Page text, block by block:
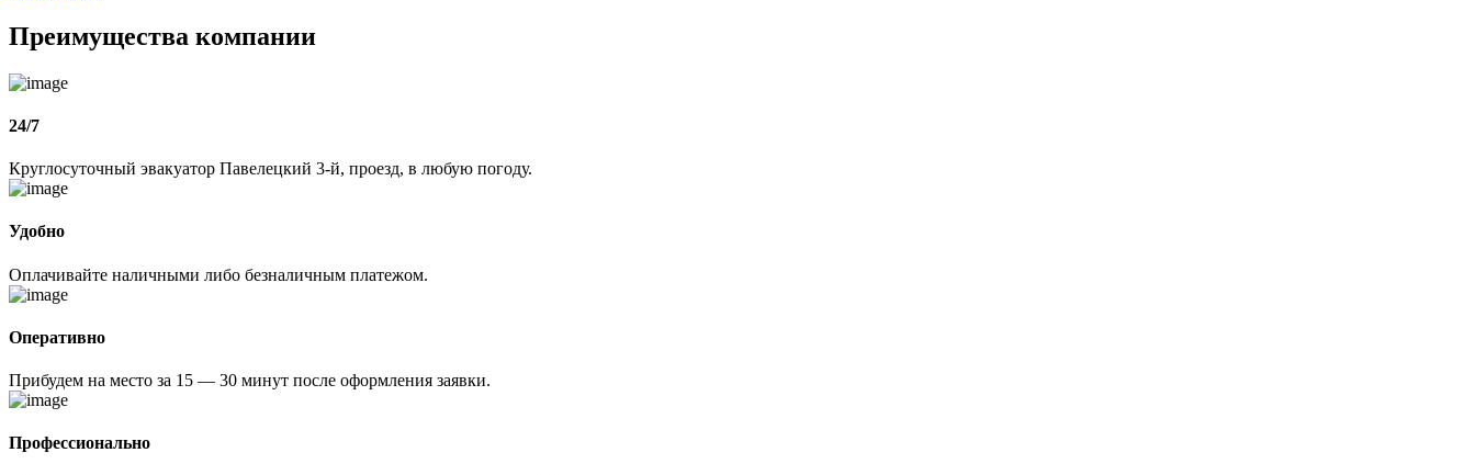
Преимущества компании
24/7
Круглосуточный эвакуатор Павелецкий 3-й, проезд, в любую погоду.
Удобно
Оплачивайте наличными либо безналичным платежом.
Оперативно
Прибудем на место за 15 — 30 минут после оформления заявки.
Профессионально